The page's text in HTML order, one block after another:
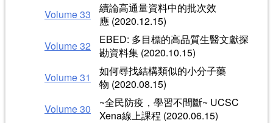
Volume 33
續論高通量資料中的批次效
應 (2020.12.15)
Volume 32
EBED: 多目標的高品質生醫文獻探
勘資料集 (2020.10.15)
Volume 31
如何尋找結構類似的小分子藥
物 (2020.08.15)
Volume 30
~全民防疫，學習不間斷~ UCSC
Xena線上課程 (2020.06.15)